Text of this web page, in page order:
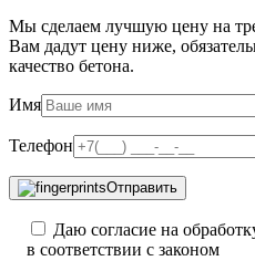
Мы сделаем лучшую цену на
Вам дадут цену ниже,
качество бетона.
Имя
Телефон
Отправить
Даю согласие на
в соответствии с законом